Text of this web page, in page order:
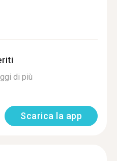
di più
Scarica la app